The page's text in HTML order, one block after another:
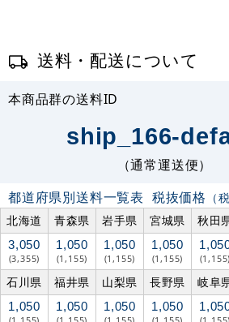
送料・配送について
本商品群の送料ID
ship_166-
（通常運送便）
都道府県別送料一覧表 税抜価格 （
北海道
青森県 岩手県 宮城県 秋田
3,050
(3,355)
1,050
(1,155)
1,050
(1,155)
1,050
(1,155) (1,155)
石川県 福井県 山梨県 長野県 岐阜
1,050 1,050 1,050 1,050